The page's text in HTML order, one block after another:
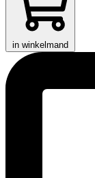
in winkelmand